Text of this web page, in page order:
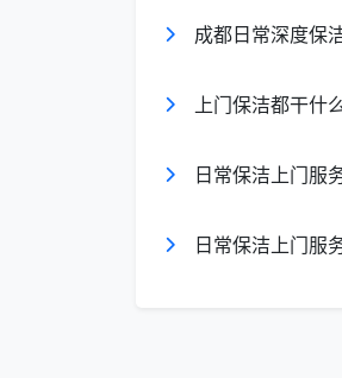
可移动）、天花板除
2.2 厨房：台面油
成都日常深度保
上门保洁都干什
日常保洁上门服
日常保洁上门服